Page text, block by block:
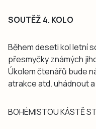
SOUTĚŽ 4. KOLO
Během deseti kol letní
přesmyčky známých
Úkolem čtenářů bude
atrakce atd. uhádnout
BOHÉMISTOU KÁSTĚ